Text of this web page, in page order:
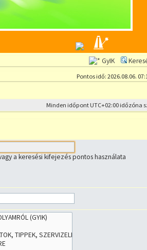
GyIK
Pontos idő: 2026.08.06.
Minden időpont UTC+02:00 időzóna
a keresési kifejezés pontos használata